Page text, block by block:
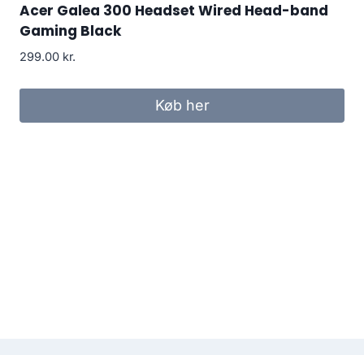
Acer Galea 300 Headset Wired Head-band
Gaming Black
299.00 kr.
Køb her